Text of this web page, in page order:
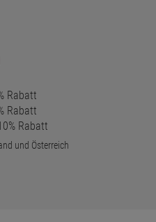
Rabatt
Rabatt
Rabatt
und Österreich